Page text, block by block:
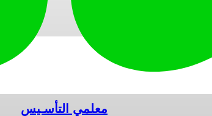
معلمي التأسـيس